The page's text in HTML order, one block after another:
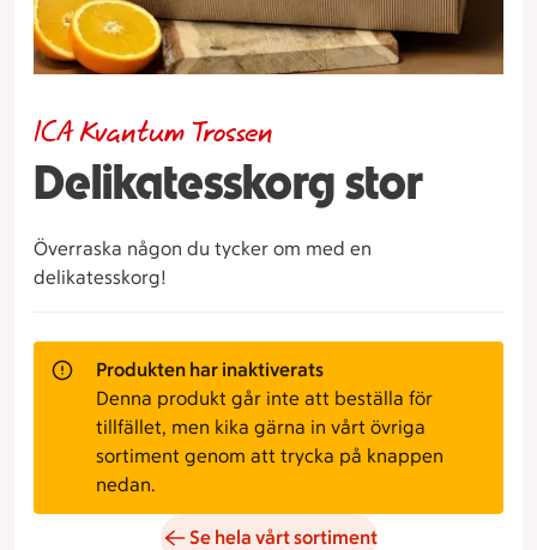
Delikatesskorg stor
ICA Kvantum Trossen
Överraska någon du tycker om med en
delikatesskorg!
Produkten har inaktiverats
Denna produkt går inte att beställa för
tillfället, men kika gärna in vårt övriga
sortiment genom att trycka på knappen
nedan.
Se hela vårt sortiment